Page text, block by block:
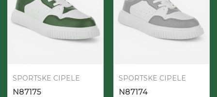
SPORTSKE CIPELE
N87175
SPORTSKE CIPELE
N87174